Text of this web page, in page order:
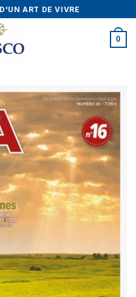
ART DE VIVRE
0